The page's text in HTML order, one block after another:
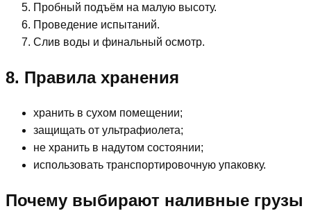
Пробный подъём на малую высоту.
Проведение испытаний.
Слив воды и финальный осмотр.
8. Правила хранения
хранить в сухом помещении;
защищать от ультрафиолета;
не хранить в надутом состоянии;
использовать транспортировочную упаковку.
Почему выбирают наливные грузы